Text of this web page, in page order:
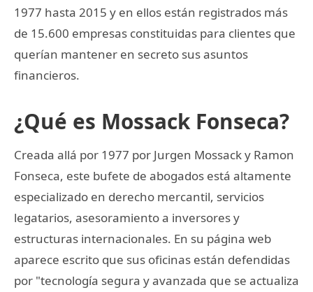
1977 hasta 2015 y en ellos están registrados más
de 15.600 empresas constituidas para clientes que
querían mantener en secreto sus asuntos
financieros.
¿Qué es Mossack Fonseca?
Creada allá por 1977 por Jurgen Mossack y Ramon
Fonseca, este bufete de abogados está altamente
especializado en derecho mercantil, servicios
legatarios, asesoramiento a inversores y
estructuras internacionales. En su página web
aparece escrito que sus oficinas están defendidas
por "tecnología segura y avanzada que se actualiza